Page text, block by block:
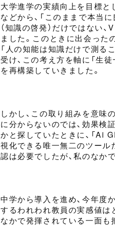
大学進学の実績向上を目標と
などから、 「このままで本当に
（知識の啓発） だけではない、V
ました。 このとき に出会った
「人の知能は知識だけで測る
受け、この考え方を軸に「生
を再構築していきました。
しかし、この取り組みを意味
に分からないのでは、効果検
かと探していた とき に、「Ai
視化できる唯一無二のツール
認は必要でしたが、私のなか
中学から導入を進め、今年度
するわれわれ教員の実感値は
なかで発揮されている一面も